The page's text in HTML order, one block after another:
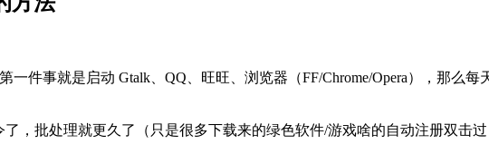
一件事就是启动 Gtalk、QQ、旺旺、浏览器（FF/Chrome/Opera），那
批处理就更久了（只是很多下载来的绿色软件/游戏啥的自动注册双击过